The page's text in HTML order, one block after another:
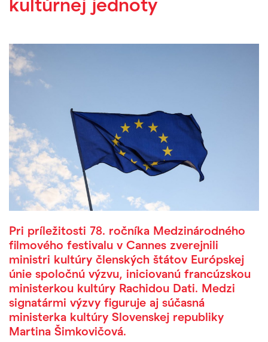
Pri príležitosti 78. ročníka Medzinárodného
filmového festivalu v Cannes zverejnili
ministri kultúry členských štátov Európskej
únie spoločnú výzvu, iniciovanú francúzskou
ministerkou kultúry Rachidou Dati. Medzi
signatármi výzvy figuruje aj súčasná
ministerka kultúry Slovenskej republiky
Martina Šimkovičová.